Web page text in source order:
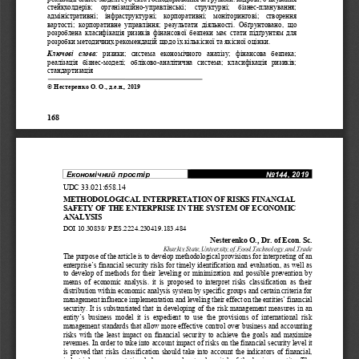
168
стейкхолдерів; організаційно-управлінські; структурні; бізнес-планування;
адміністративні; інфраструктурні; корпоративні; моніторингові; створення
вартості; корпоративне управління; результати діяльності . Обґрунтовано, що
розроблена класифікація ризиків фінансової безпеки має стати підґрунтям для
розробки методичних рекомендацій щодо їх кількісної та якісної оцінки.
Ключові
слова: ризики; система економічного аналізу; фінансова безпека;
реалізація бізнес-моделі; обліково-аналітична система; класифікація ризиків;
стандартизація
© Нестеренко О О д. е. н., 2019
Економічний простір No144, 2019
UDC 33.021:658.14
METHODOLOGICAL INTERPRETATION OF RISKS FINANCIAL
SAFETY OF THE ENTERPRISE IN THE SYSTEM OF ECONOMIC
ANALYSIS
DOI 10.30838/ P.ES.2224.230419.183.484
Nesterenko О., Dr. of Econ. Sc.
Kharkiv State University of Food Technology and Trade
The purpose of the article is to develop methodological provisions for interpreting of an
enterprise’s financial security risks for timely identification and evaluation, as well as
to  develop  of  methods  for  their  leveling  or  minimization  and  possible  prevention  by
means  of  economic analysis.  it  is  proposed  to  interpret  risks  classification  as  their
distribution within economic analysis system by specific groups and certain criteria for
management influence implementation and leveling their effect on the entities’ financial
security. It  is  substantiated  that  in  developing of  the  risk  management  measures  in  an
entity’s  business  model  it  is  expedient  to  use  the  provisions  of  international  risk
management standards that allow more effective control over business and accounting
risks  with the  least  impact  on  financial  security  to  achieve  the  goals  and  maximize
revenues. In order to take into account impact of risks on the financial security level it
is  proved  that  risks  classification  should  take  into  account  the  indicators  of  financial,